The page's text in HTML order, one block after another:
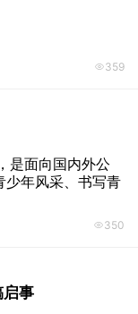
359
是面向国内外公
少年风采、书写青
350
启事